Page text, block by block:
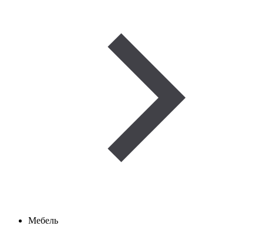
Мебель